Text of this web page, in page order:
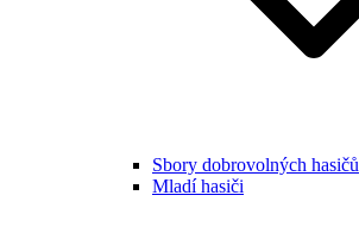
Sbory dobrovolných hasičů
Mladí hasiči